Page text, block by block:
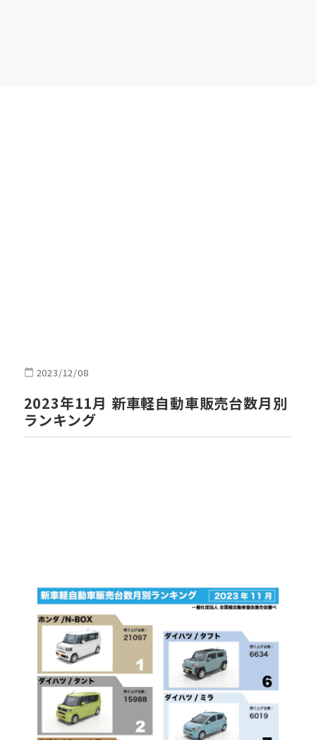
2023/12/08
2023年11月 新車軽自動車販売台数月別
ランキング